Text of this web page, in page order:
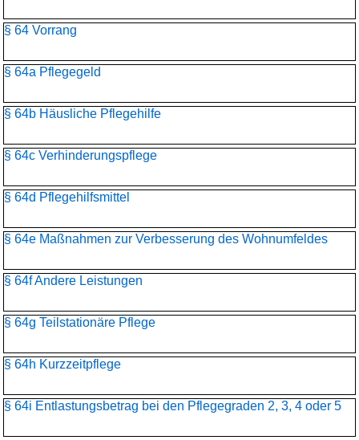
§ 64 Vorrang
§ 64a Pflegegeld
§ 64b Häusliche Pflegehilfe
§ 64c Verhinderungspflege
§ 64d Pflegehilfsmittel
§ 64e Maßnahmen zur Verbesserung des Wohnumfeldes
§ 64f Andere Leistungen
§ 64g Teilstationäre Pflege
§ 64h Kurzzeitpflege
§ 64i Entlastungsbetrag bei den Pflegegraden 2, 3, 4 oder 5